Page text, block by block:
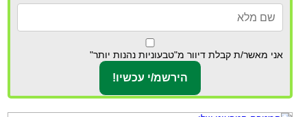
אני מאשר/ת קבלת דיוור מ"טבעוניות נהנות יותר"